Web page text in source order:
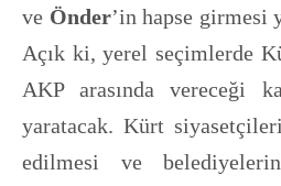
ve Önder’in hapse girmesi
Açık ki, yerel seçimlerde
AKP arasında vereceği
yaratacak. Kürt
edilmesi ve